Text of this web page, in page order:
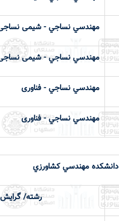
مهندسي نساجي - شیمی
مهندسي نساجي - شیمی
مهندسي نساجي - فناوری
مهندسي نساجي - فناوری
دانشكده مهندسي كشاورزي
رشته/